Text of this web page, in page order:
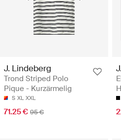
J. Lindeberg
Trond Striped Polo
Pique - Kurzärmelig
S XL XXL
71.25 € 95 €